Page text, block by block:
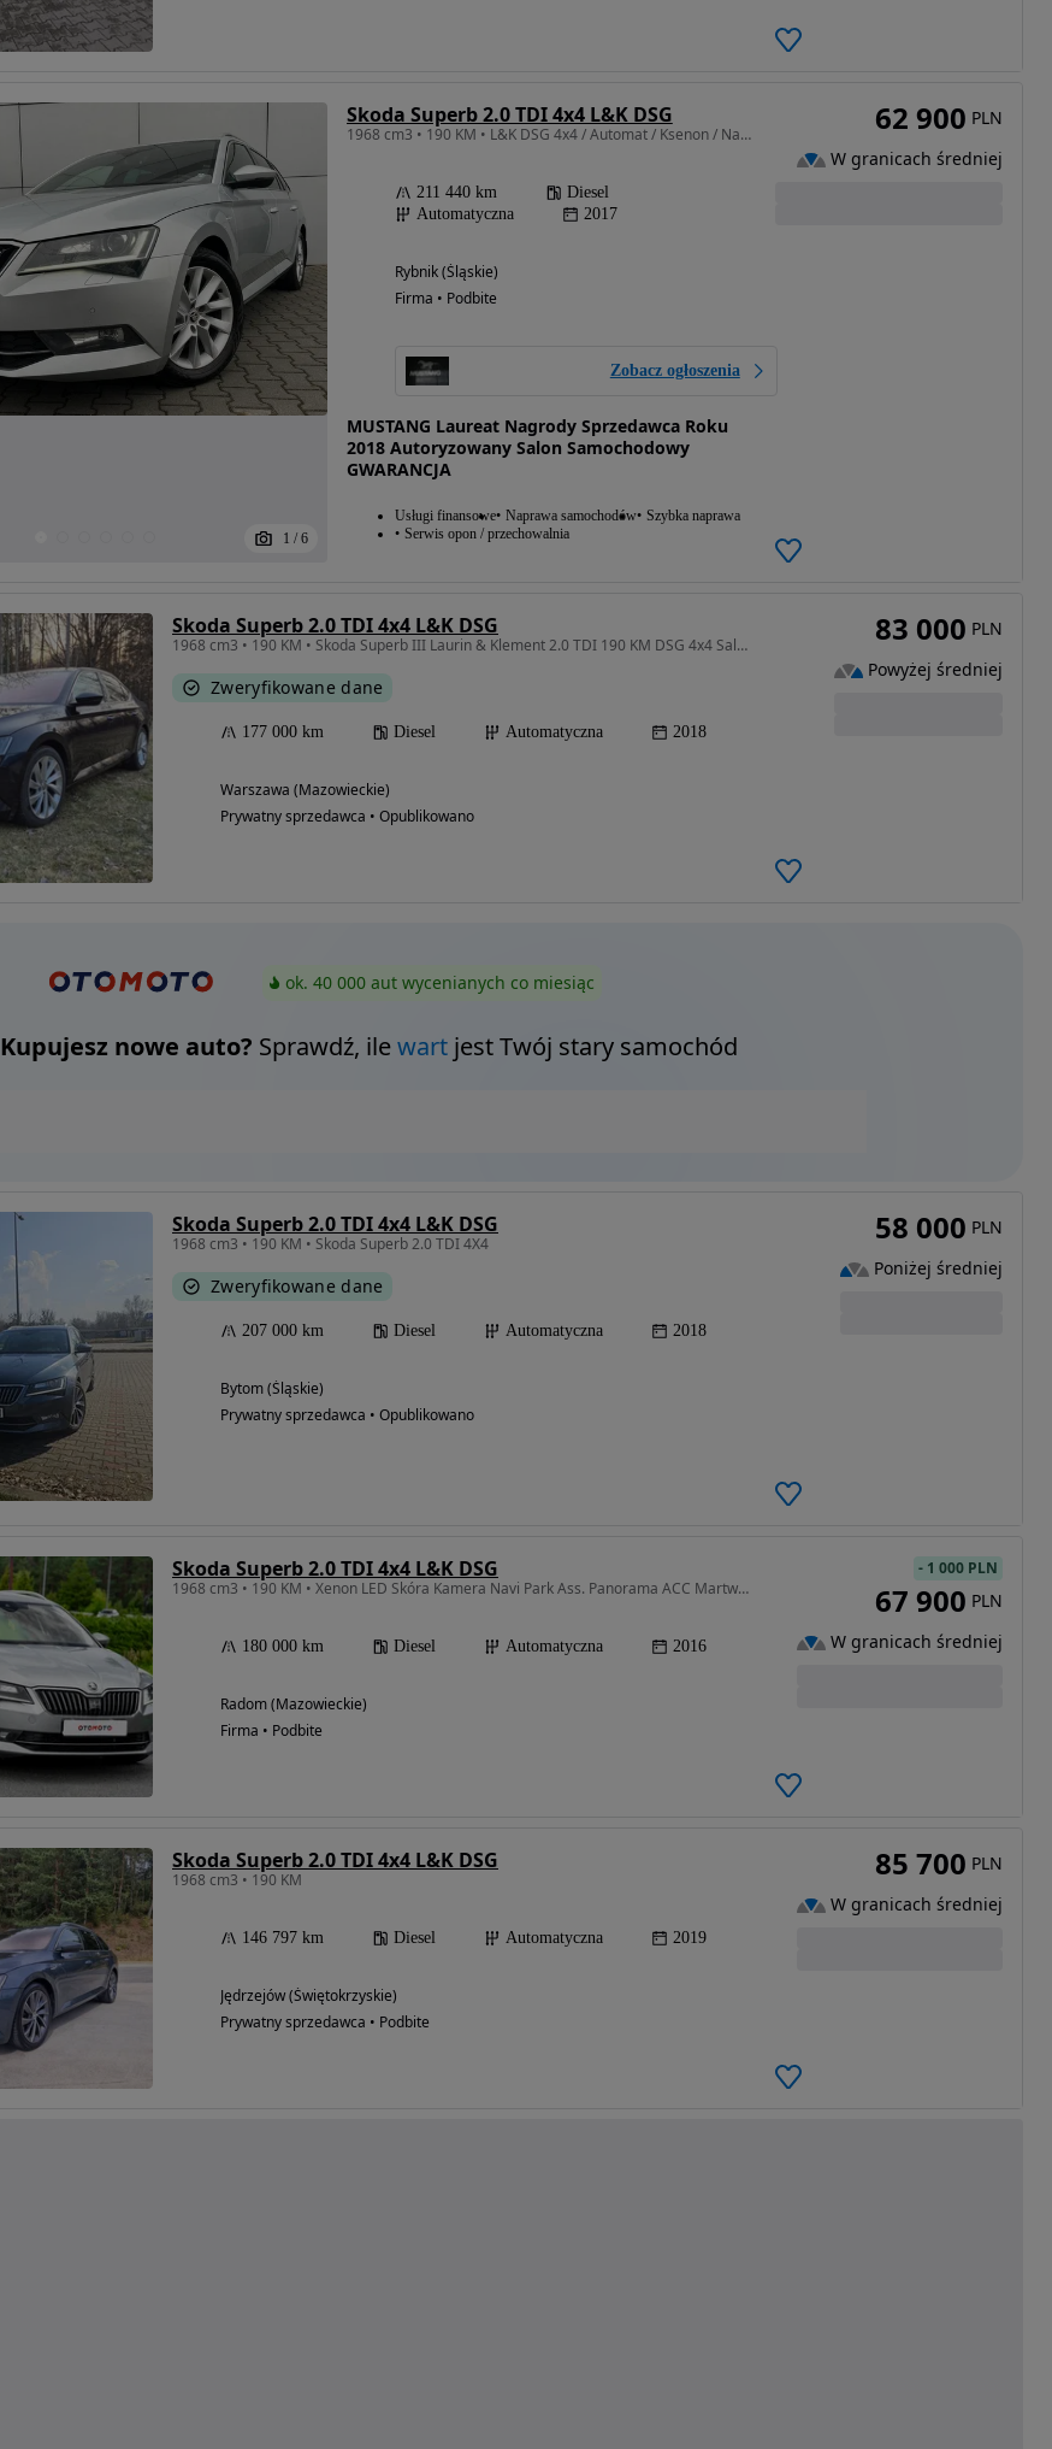
1 / 6
Skoda Superb 2.0 TDI 4x4 L&K DSG
1968 cm3 • 190 KM • L&K DSG 4x4 / Automat / Ksenon / Navi / Led / Skóra / Klimatronik
211 440 km
Diesel
Automatyczna
2017
Rybnik (Śląskie)
Firma • Podbite
Zobacz ogłoszenia
MUSTANG Laureat Nagrody Sprzedawca Roku
2018 Autoryzowany Salon Samochodowy
GWARANCJA
Usługi finansowe Naprawa samochodów Szybka naprawa
Serwis opon / przechowalnia
62 900 PLN
W granicach średniej
Skoda Superb 2.0 TDI 4x4 L&K DSG
1968 cm3 • 190 KM • Skoda Superb III Laurin & Klement 2.0 TDI 190 KM DSG 4x4 Salon Polska
Zweryfikowane dane
177 000 km Diesel Automatyczna 2018
Warszawa (Mazowieckie)
Prywatny sprzedawca • Opublikowano
83 000 PLN
Powyżej średniej
ok. 40 000 aut wycenianych co miesiąc
Kupujesz nowe auto? Sprawdź, ilewartjest Twój stary samochód
Skoda Superb 2.0 TDI 4x4 L&K DSG
1968 cm3 • 190 KM • Skoda Superb 2.0 TDI 4X4
Zweryfikowane dane
207 000 km Diesel Automatyczna 2018
Bytom (Śląskie)
Prywatny sprzedawca • Opublikowano
58 000 PLN
Poniżej średniej
Skoda Superb 2.0 TDI 4x4 L&K DSG
1968 cm3 • 190 KM • Xenon LED Skóra Kamera Navi Park Ass. Panorama ACC Martwe Pole Serwis
180 000 km Diesel Automatyczna 2016
Radom (Mazowieckie)
Firma • Podbite
- 1 000 PLN
67 900 PLN
W granicach średniej
Skoda Superb 2.0 TDI 4x4 L&K DSG
1968 cm3 • 190 KM
146 797 km Diesel Automatyczna 2019
Jędrzejów (Świętokrzyskie)
Prywatny sprzedawca • Podbite
85 700 PLN
W granicach średniej